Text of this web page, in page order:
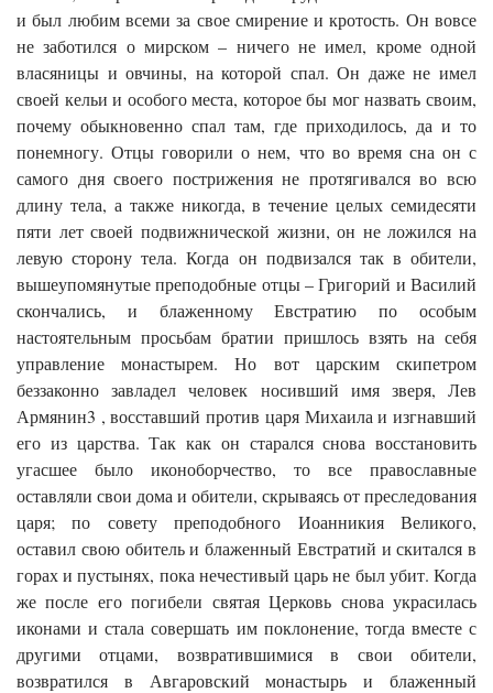
и был любим всеми за свое смирение и кротость. Он вовсе
не заботился о мирском – ничего не имел, кроме одной
власяницы и овчины, на которой спал. Он даже не имел
своей кельи и особого места, которое бы мог назвать своим,
почему обыкновенно спал там, где приходилось, да и то
понемногу. Отцы говорили о нем, что во время сна он с
самого дня своего пострижения не протягивался во всю
длину тела, а также никогда, в течение целых семидесяти
пяти лет своей подвижнической жизни, он не ложился на
левую сторону тела. Когда он подвизался так в обители,
вышеупомянутые преподобные отцы – Григорий и Василий
скончались, и блаженному Евстратию по особым
настоятельным просьбам братии пришлось взять на себя
управление монастырем. Но вот царским скипетром
беззаконно завладел человек носивший имя зверя, Лев
Армянин3 , восставший против царя Михаила и изгнавший
его из царства. Так как он старался снова восстановить
угасшее было иконоборчество, то все православные
оставляли свои дома и обители, скрываясь от преследования
царя; по совету преподобного Иоанникия Великого,
оставил свою обитель и блаженный Евстратий и скитался в
горах и пустынях, пока нечестивый царь не был убит. Когда
же после его погибели святая Церковь снова украсилась
иконами и стала совершать им поклонение, тогда вместе с
другими отцами, возвратившимися в свои обители,
возвратился в Авгаровский монастырь и блаженный